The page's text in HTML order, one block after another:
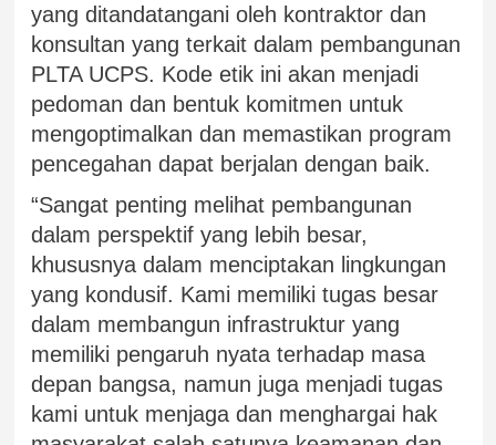
yang ditandatangani oleh kontraktor dan
konsultan yang terkait dalam pembangunan
PLTA UCPS. Kode etik ini akan menjadi
pedoman dan bentuk komitmen untuk
mengoptimalkan dan memastikan program
pencegahan dapat berjalan dengan baik.
“Sangat penting melihat pembangunan
dalam perspektif yang lebih besar,
khususnya dalam menciptakan lingkungan
yang kondusif. Kami memiliki tugas besar
dalam membangun infrastruktur yang
memiliki pengaruh nyata terhadap masa
depan bangsa, namun juga menjadi tugas
kami untuk menjaga dan menghargai hak